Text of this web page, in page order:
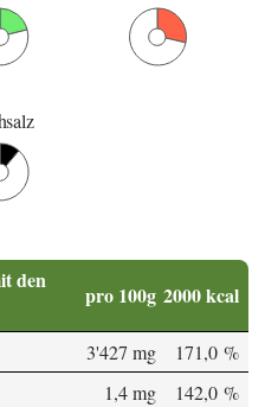
den
pro 100g 2000 kcal
3'427 mg
171,0 %
1,4 mg
142,0 %